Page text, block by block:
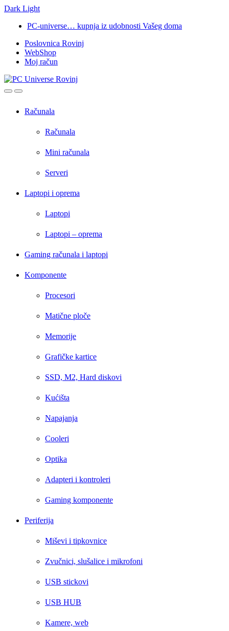
Dark Light
navigation
content
PC-universe… kupnja iz udobnosti Vašeg doma
Poslovnica Rovinj
WebShop
Moj račun
OpenClose
Računala
Računala
Mini računala
Serveri
Laptopi i oprema
Laptopi
Laptopi – oprema
Gaming računala i laptopi
Komponente
Procesori
Matične ploče
Memorije
Grafičke kartice
SSD, M2, Hard diskovi
Kućišta
Napajanja
Cooleri
Optika
Adapteri i kontroleri
Gaming komponente
Periferija
Miševi i tipkovnice
Zvučnici, slušalice i mikrofoni
USB stickovi
USB HUB
Kamere, web